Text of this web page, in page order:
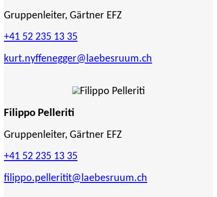
Gruppenleiter, Gärtner EFZ
+41 52 235 13 35
kurt.nyffenegger@laebesruum.ch
Filippo Pelleriti
Gruppenleiter, Gärtner EFZ
+41 52 235 13 35
filippo.pelleritit@laebesruum.ch